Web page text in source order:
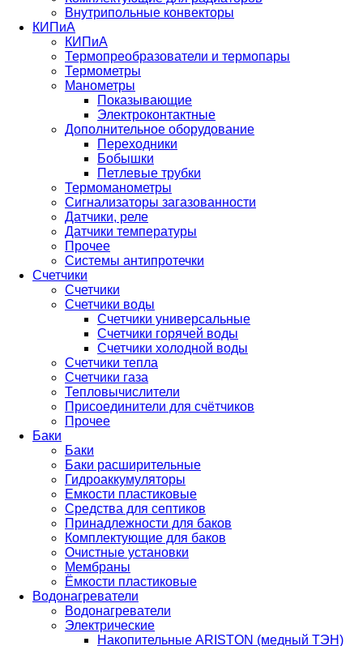
Внутрипольные конвекторы
КИПиА
КИПиА
Термопреобразователи и термопары
Термометры
Манометры
Показывающие
Электроконтактные
Дополнительное оборудование
Переходники
Бобышки
Петлевые трубки
Термоманометры
Сигнализаторы загазованности
Датчики, реле
Датчики температуры
Прочее
Системы антипротечки
Счетчики
Счетчики
Счетчики воды
Счетчики универсальные
Счетчики горячей воды
Счетчики холодной воды
Счетчики тепла
Счетчики газа
Тепловычислители
Присоединители для счётчиков
Прочее
Баки
Баки
Баки расширительные
Гидроаккумуляторы
Емкости пластиковые
Средства для септиков
Принадлежности для баков
Комплектующие для баков
Очистные установки
Мембраны
Ёмкости пластиковые
Водонагреватели
Водонагреватели
Электрические
Накопительные ARISTON (медный ТЭН)